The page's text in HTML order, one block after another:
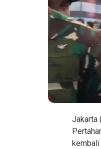
Jakarta
kembali